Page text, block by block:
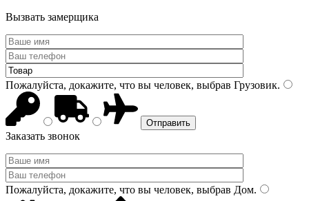
Вызвать замерщика
Пожалуйста, докажите, что вы человек, выбрав Грузовик.
Заказать звонок
Пожалуйста, докажите, что вы человек, выбрав Дом.